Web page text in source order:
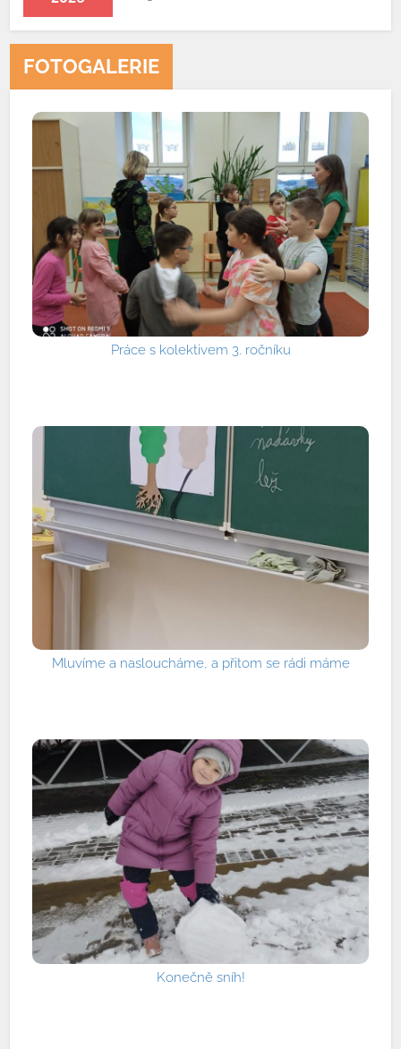
FOTOGALERIE
Práce s kolektivem 3. ročníku
Mluvíme a nasloucháme, a přitom se rádi máme
Konečně sníh!